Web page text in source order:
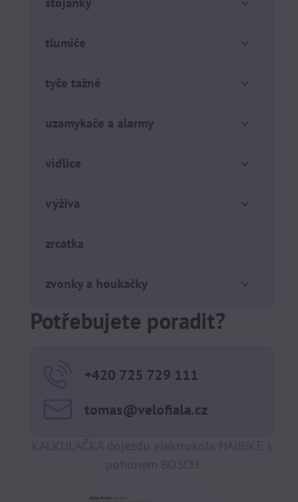
tlumiče
tyče tažné
uzamykače a alarmy
vidlice
výživa
zrcátka
zvonky a houkačky
Potřebujete poradit?
+420 725 729 111
tomas​@velofiala​.cz